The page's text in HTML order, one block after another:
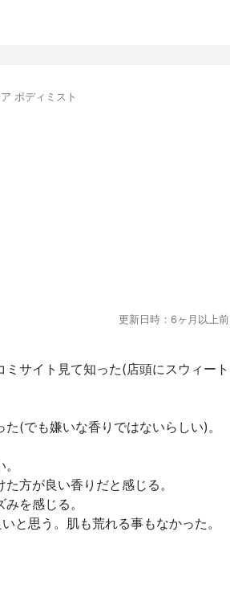
ボディミスト
更新日時：6ヶ月以上前
サイト見て知った(店頭にスウィート
(でも嫌いな香りではないらしい)。
方が良い香りだと感じる。
を感じる。
と思う。肌も荒れる事もなかった。